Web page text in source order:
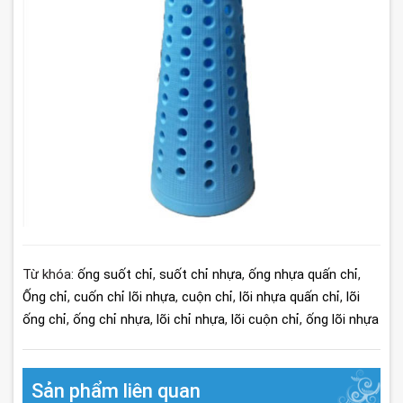
Từ khóa: ống suốt chỉ, suốt chỉ nhựa, ống nhựa quấn chỉ,
Ống chỉ, cuốn chỉ lõi nhựa, cuộn chỉ, lõi nhựa quấn chỉ, lõi
ống chỉ, ống chỉ nhựa, lõi chỉ nhựa, lõi cuộn chỉ, ống lõi nhựa
Sản phẩm liên quan